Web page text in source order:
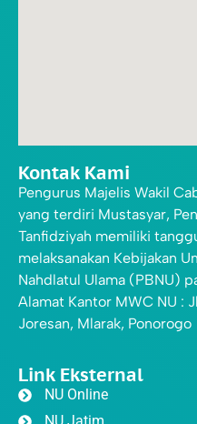
Kontak Kami
Pengurus Majelis Wakil
yang terdiri Mustasyar,
Tanfidziyah memiliki
melaksanakan Kebijakan
Nahdlatul Ulama (PBNU)
Alamat Kantor MWC NU :
Joresan, Mlarak, Ponorogo
Link Eksternal
NU Online